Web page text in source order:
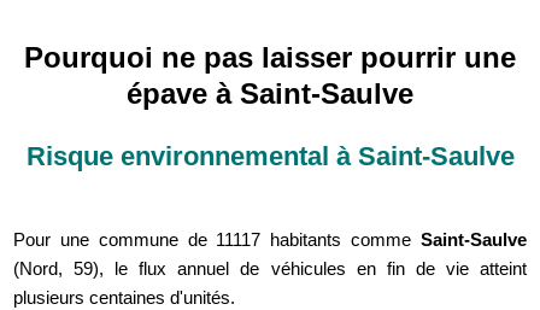
Pourquoi ne pas laisser pourrir une
épave à Saint-Saulve
Risque environnemental à Saint-Saulve
Pour une commune de 11117 habitants comme Saint-Saulve
(Nord, 59), le flux annuel de véhicules en fin de vie atteint
plusieurs centaines d'unités.